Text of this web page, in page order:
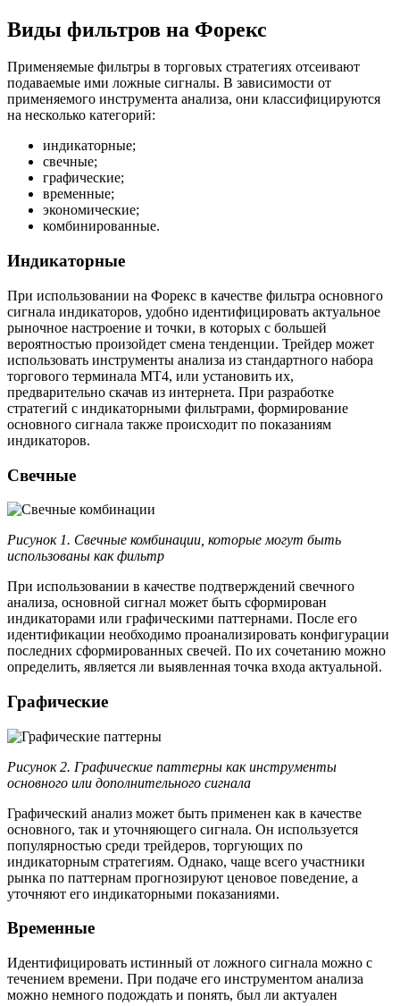
Виды фильтров на Форекс
Применяемые фильтры в торговых стратегиях отсеивают
подаваемые ими ложные сигналы. В зависимости от
применяемого инструмента анализа, они классифицируются
на несколько категорий:
индикаторные;
свечные;
графические;
временные;
экономические;
комбинированные.
Индикаторные
При использовании на Форекс в качестве фильтра основного
сигнала индикаторов, удобно идентифицировать актуальное
рыночное настроение и точки, в которых с большей
вероятностью произойдет смена тенденции. Трейдер может
использовать инструменты анализа из стандартного набора
торгового терминала МТ4, или установить их,
предварительно скачав из интернета. При разработке
стратегий с индикаторными фильтрами, формирование
основного сигнала также происходит по показаниям
индикаторов.
Свечные
Рисунок 1. Свечные комбинации, которые могут быть
использованы как фильтр
При использовании в качестве подтверждений свечного
анализа, основной сигнал может быть сформирован
индикаторами или графическими паттернами. После его
идентификации необходимо проанализировать конфигурации
последних сформированных свечей. По их сочетанию можно
определить, является ли выявленная точка входа актуальной.
Графические
Рисунок 2. Графические паттерны как инструменты
основного или дополнительного сигнала
Графический анализ может быть применен как в качестве
основного, так и уточняющего сигнала. Он используется
популярностью среди трейдеров, торгующих по
индикаторным стратегиям. Однако, чаще всего участники
рынка по паттернам прогнозируют ценовое поведение, а
уточняют его индикаторными показаниями.
Временные
Идентифицировать истинный от ложного сигнала можно с
течением времени. При подаче его инструментом анализа
можно немного подождать и понять, был ли актуален